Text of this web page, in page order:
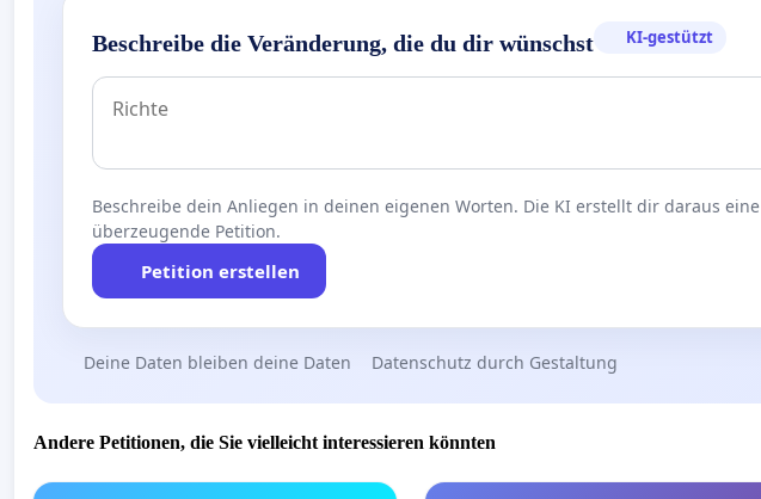
Beschreibe die Veränderung, die du dir wünschst KI-gestützt
Beschreibe dein Anliegen in deinen eigenen Worten. Die KI erstellt dir daraus eine
überzeugende Petition.
Petition erstellen
Deine Daten bleiben deine Daten Datenschutz durch Gestaltung
Andere Petitionen, die Sie vielleicht interessieren könnten